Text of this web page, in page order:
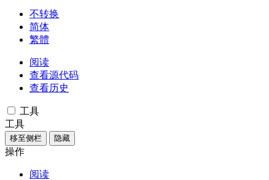
不转换
简体
繁體
阅读
查看源代码
查看历史
工具
工具
移至侧栏 隐藏
操作
阅读